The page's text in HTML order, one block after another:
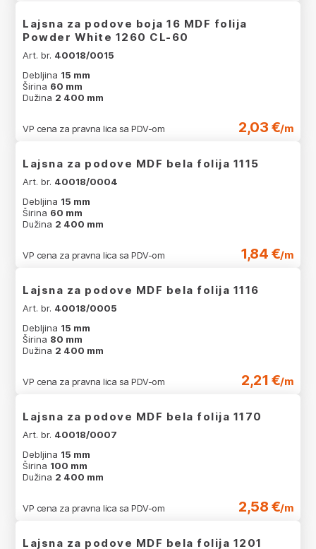
Lajsna za podove boja 16 MDF folija
Powder White 1260 CL-60
Art. br. 40018/0015
Debljina 15 mm
Širina 60 mm
Dužina 2 400 mm
VP cena za pravna lica sa PDV-om 2,03 €/m
Lajsna za podove MDF bela folija 1115
Art. br. 40018/0004
Debljina 15 mm
Širina 60 mm
Dužina 2 400 mm
VP cena za pravna lica sa PDV-om 1,84 €/m
Lajsna za podove MDF bela folija 1116
Art. br. 40018/0005
Debljina 15 mm
Širina 80 mm
Dužina 2 400 mm
VP cena za pravna lica sa PDV-om 2,21 €/m
Lajsna za podove MDF bela folija 1170
Art. br. 40018/0007
Debljina 15 mm
Širina 100 mm
Dužina 2 400 mm
VP cena za pravna lica sa PDV-om 2,58 €/m
Lajsna za podove MDF bela folija 1201